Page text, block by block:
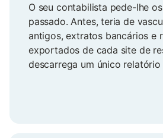
O seu contabilista pede-lhe
passado. Antes, teria de
antigos, extratos bancários e
exportados de cada site de
descarrega um único